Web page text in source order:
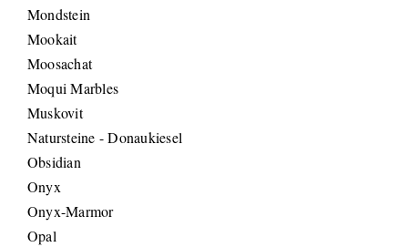
Mondstein
Mookait
Moosachat
Moqui Marbles
Muskovit
Natursteine - Donaukiesel
Obsidian
Onyx
Onyx-Marmor
Opal